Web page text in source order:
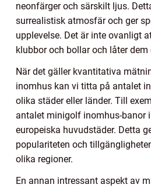
neonfärger och särskilt ljus.
surrealistisk atmosfär och ger
upplevelse. Det är inte ovanligt
klubbor och bollar och låter
När det gäller kvantitativa
inomhus kan vi titta på antalet
olika städer eller länder. Till
antalet minigolf inomhus-banor
europeiska huvudstäder. Detta
populariteten och
olika regioner.
En annan intressant aspekt av